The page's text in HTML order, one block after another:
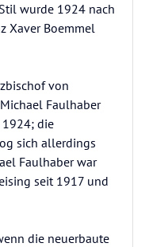
wurde 1924 nach
Xaver Boemmel
von
Faulhaber
1924; die
sich allerdings
Faulhaber war
seit 1917 und
die neuerbaute